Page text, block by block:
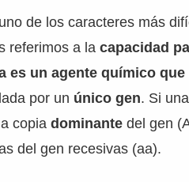
de los caracteres más
referimos a lacapacidad
es un agente químico
por un único gen. Si
copiadominantedel gen
del gen recesivas (aa).